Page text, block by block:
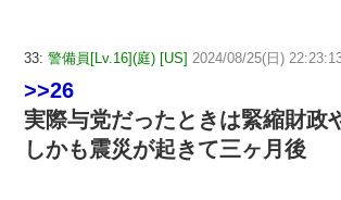
33: 警備員[Lv.16](庭) [US] 2024/08/25(日)
>>26
実際与党だったときは緊縮財政
しかも震災が起きて三ヶ月後